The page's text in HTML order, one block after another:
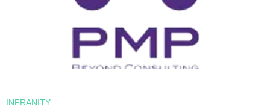
INFRANITY